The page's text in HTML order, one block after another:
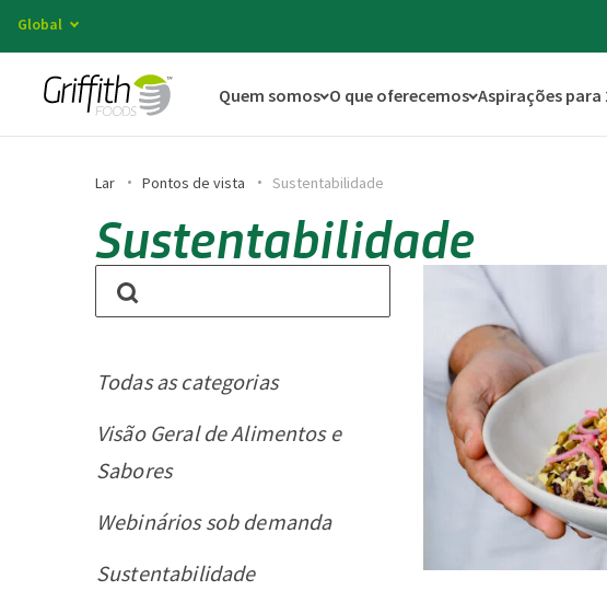
Global
Quem somos O que oferecemos Aspirações para
Lar Pontos de vista Sustentabilidade
Sustentabilidade
Todas as categorias
Visão Geral de Alimentos e
Sabores
Webinários sob demanda
Sustentabilidade